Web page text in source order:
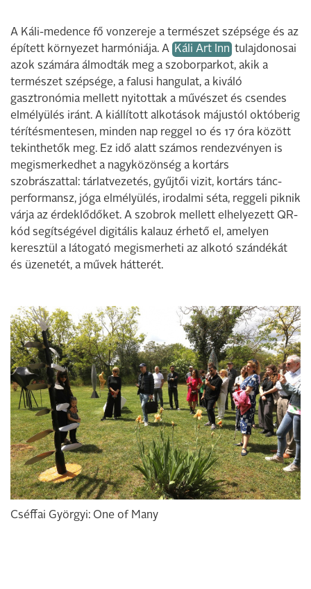
A Káli-medence fő vonzereje a természet szépsége és az
épített környezet harmóniája. A Káli Art Inn tulajdonosai
azok számára álmodták meg a szoborparkot, akik a
természet szépsége, a falusi hangulat, a kiváló
gasztronómia mellett nyitottak a művészet és csendes
elmélyülés iránt. A kiállított alkotások májustól októberig
térítésmentesen, minden nap reggel 10 és 17 óra között
tekinthetők meg. Ez idő alatt számos rendezvényen is
megismerkedhet a nagyközönség a kortárs
szobrászattal: tárlatvezetés, gyűjtői vizit, kortárs tánc-
performansz, jóga elmélyülés, irodalmi séta, reggeli piknik
várja az érdeklődőket. A szobrok mellett elhelyezett QR-
kód segítségével digitális kalauz érhető el, amelyen
keresztül a látogató megismerheti az alkotó szándékát
és üzenetét, a művek hátterét.
Cséffai Györgyi: One of Many